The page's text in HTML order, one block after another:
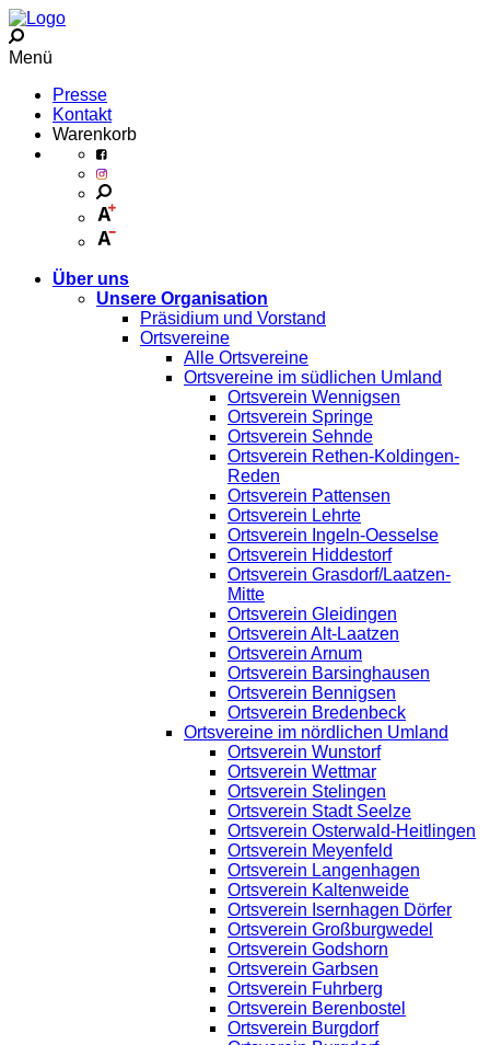
Menü
Presse
Kontakt
Warenkorb
Über uns
Unsere Organisation
Präsidium und Vorstand
Ortsvereine
Alle Ortsvereine
Ortsvereine im südlichen Umland
Ortsverein Wennigsen
Ortsverein Springe
Ortsverein Sehnde
Ortsverein Rethen-Koldingen-
Reden
Ortsverein Pattensen
Ortsverein Lehrte
Ortsverein Ingeln-Oesselse
Ortsverein Hiddestorf
Ortsverein Grasdorf/Laatzen-
Mitte
Ortsverein Gleidingen
Ortsverein Alt-Laatzen
Ortsverein Arnum
Ortsverein Barsinghausen
Ortsverein Bennigsen
Ortsverein Bredenbeck
Ortsvereine im nördlichen Umland
Ortsverein Wunstorf
Ortsverein Wettmar
Ortsverein Stelingen
Ortsverein Stadt Seelze
Ortsverein Osterwald-Heitlingen
Ortsverein Meyenfeld
Ortsverein Langenhagen
Ortsverein Kaltenweide
Ortsverein Isernhagen Dörfer
Ortsverein Großburgwedel
Ortsverein Godshorn
Ortsverein Garbsen
Ortsverein Fuhrberg
Ortsverein Berenbostel
Ortsverein Burgdorf